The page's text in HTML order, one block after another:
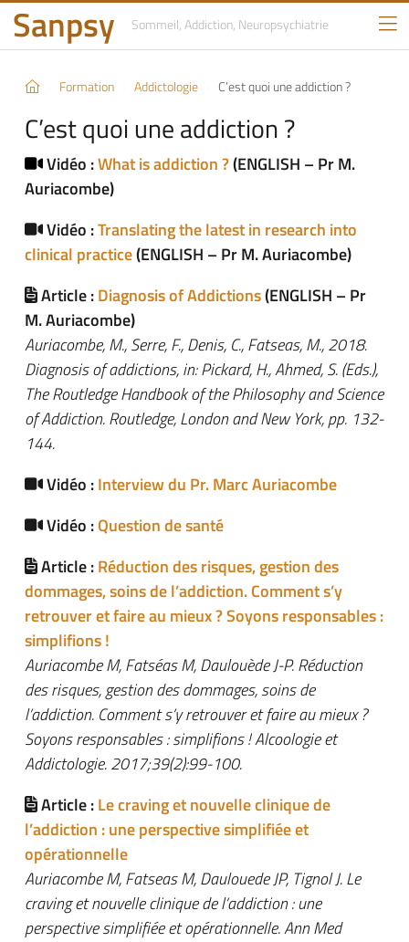
Sanpsy Sommeil, Addiction, Neuropsychiatrie
Formation Addictologie C’est quoi une addiction ?
C’est quoi une addiction ?
Vidéo :What is addiction ?(ENGLISH – Pr M.
Auriacombe)
Vidéo :Translating the latest in research into
clinical practice(ENGLISH – Pr M. Auriacombe)
Article :Diagnosis of Addictions(ENGLISH – Pr
M. Auriacombe)
Auriacombe, M., Serre, F., Denis, C., Fatseas, M., 2018.
Diagnosis of addictions, in: Pickard, H., Ahmed, S. (Eds.),
The Routledge Handbook of the Philosophy and Science
of Addiction. Routledge, London and New York, pp. 132-
144.
Vidéo :Interview du Pr. Marc Auriacombe
Vidéo :Question de santé
Article :Réduction des risques, gestion des
dommages, soins de l’addiction. Comment s’y
retrouver et faire au mieux ? Soyons responsables :
simplifions !
Auriacombe M, Fatséas M, Daulouède J-P. Réduction
des risques, gestion des dommages, soins de
l’addiction. Comment s’y retrouver et faire au mieux ?
Soyons responsables : simplifions ! Alcoologie et
Addictologie. 2017;39(2):99-100.
Article :Le craving et nouvelle clinique de
l’addiction : une perspective simplifiée et
opérationnelle
Auriacombe M, Fatseas M, Daulouede JP, Tignol J. Le
craving et nouvelle clinique de l’addiction : une
perspective simplifiée et opérationnelle. Ann Med